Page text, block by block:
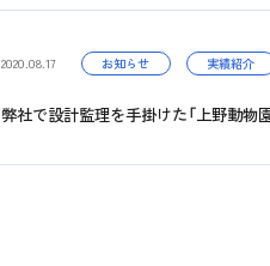
2020.08.17 お知らせ 実績紹介
弊社で設計監理を手掛けた「上野動物